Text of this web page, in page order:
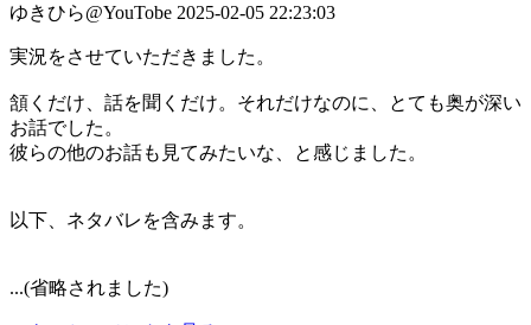
ゆきひら@YouTobe 2025-02-05 22:23:03
実況をさせていただきました。
頷くだけ、話を聞くだけ。それだけなのに、とても奥が深い
お話でした。
彼らの他のお話も見てみたいな、と感じました。
以下、ネタバレを含みます。
...(省略されました)